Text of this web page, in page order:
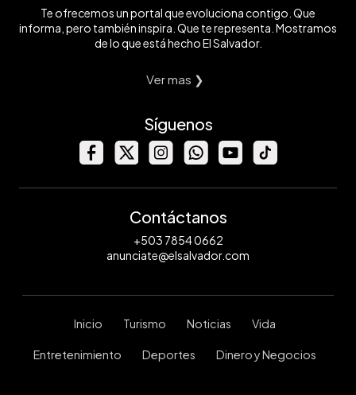
Te ofrecemos un portal que evoluciona contigo. Que
informa, pero también inspira. Que te representa. Mostramos
de lo que está hecho El Salvador.
Ver mas ❯
Síguenos
Contáctanos
+503 7854 0662
anunciate@elsalvador.com
Inicio Turismo Noticias Vida
Entretenimiento Deportes Dinero y Negocios